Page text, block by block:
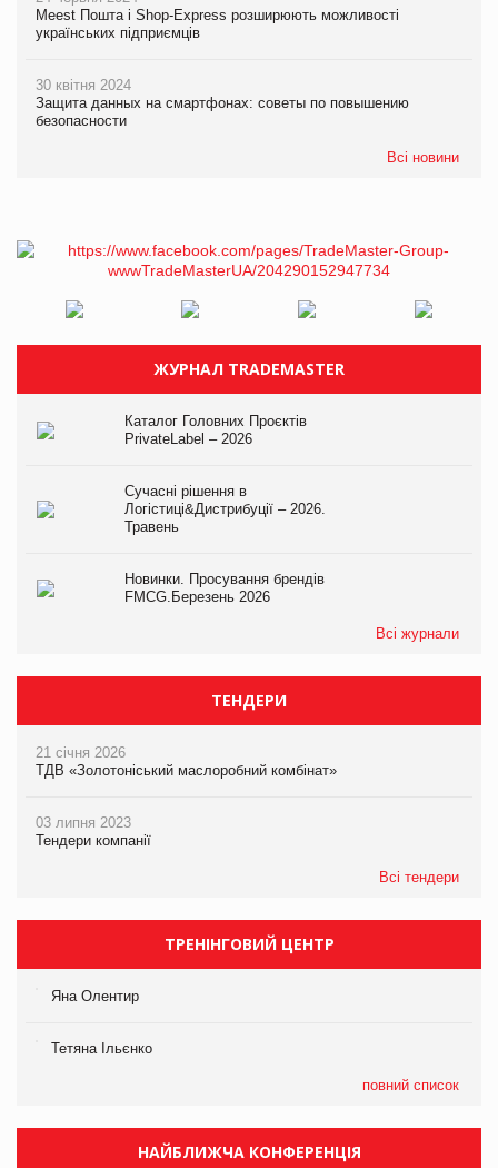
Meest Пошта і Shop-Express розширюють можливості
українських підприємців
30 квітня 2024
Защита данных на смартфонах: советы по повышению
безопасности
Всі новини
ЖУРНАЛ TRADEMASTER
Каталог Головних Проєктів
PrivateLabel – 2026
Сучасні рішення в
Логістиці&Дистрибуції – 2026.
Травень
Новинки. Просування брендів
FMCG.Березень 2026
Всі журнали
ТЕНДЕРИ
21 січня 2026
ТДВ «Золотоніський маслоробний комбінат»
03 липня 2023
Тендери компанії
Всі тендери
ТРЕНІНГОВИЙ ЦЕНТР
Яна Олентир
Тетяна Ільєнко
повний список
НАЙБЛИЖЧА КОНФЕРЕНЦІЯ